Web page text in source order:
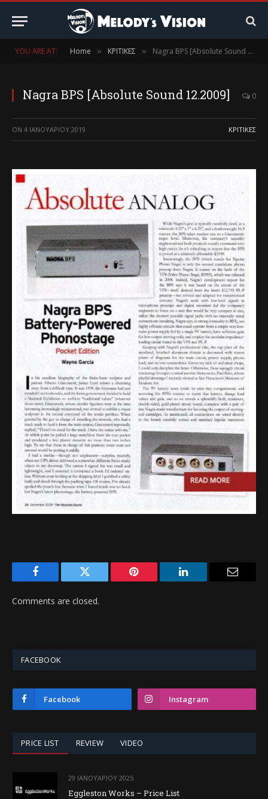
YOU ARE AT: Home » ΚΡΙΤΙΚΕΣ » Nagra BPS [Absolute Sound 12.2009]
Nagra BPS [Absolute Sound 12.2009] 0
ON 4 ΙΑΝΟΥΑΡΊΟΥ 2019 ΚΡΙΤΙΚΕΣ
Facebook Twitter Pinterest LinkedIn
Comments are closed.
FACEBOOK
Facebook Instagram
PRICE LIST REVIEW VIDEO
29 ΙΑΝΟΥΑΡΊΟΥ 2025
Eggleston Works – Price List